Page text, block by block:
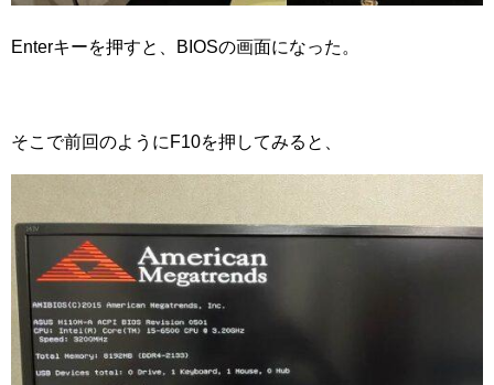
Enterキーを押すと、BIOSの画面になった。
そこで前回のようにF10を押してみると、